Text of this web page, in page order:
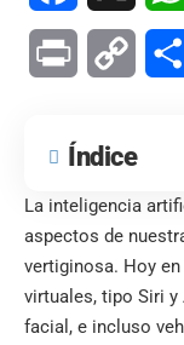
Print Copy
Índice
La inteligencia
aspectos de
vertiginosa. Hoy
virtuales, tipo Siri
facial, e incluso